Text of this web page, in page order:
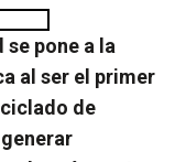
se pone a la
al ser el primer
de